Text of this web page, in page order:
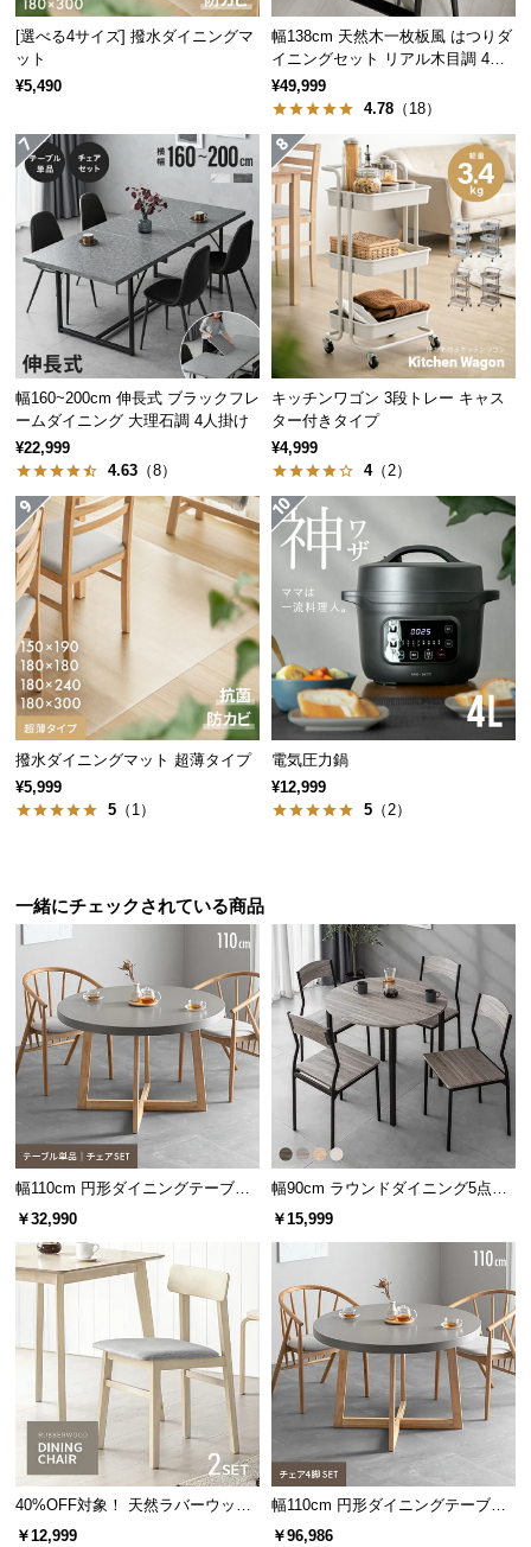
置
サ
ビ
に
つ
て
搬
入
路
に
つ
い
て
品・
キ
ャ
ン
セ
ル
に
つ
い
て
に
つ
い
て
規
約
に
つ
い
て
省スペースでお部屋すっきり
スペースを無駄なく活用できる円形のテーブル。お
部屋を広々見せてくれます。
配置スペースの比較
長方形テーブル 円形テーブル
天然木の質感が美しいデザイン
天然木の風合いとあたたかみを感じる天板。素材感
にこだわった突板製法で仕上げています。
突板とは
合板などに薄くスライスした天然木を貼り付けた
板のこと。無垢材よりお手入れが簡単で、木目や
天然木の風合いを楽しめるのが特徴です。
[選べる4サイズ] 撥水ダイニングマ
ット
¥5,490
幅138cm 天然木一枚板風 はつりダ
イニングセット リアル木目調 4人
掛け チェア4脚セット
¥49,999
4.78 （18）
幅160~200cm 伸長式 ブラックフレ
ームダイニング 大理石調 4人掛け
¥22,999
4.63 （8）
キッチンワゴン 3段トレー キャス
ター付きタイプ
¥4,999
4（2）
撥水ダイニングマット 超薄タイプ
¥5,999
5 （1）
電気圧力鍋
¥12,999
5 （2）
一緒にチェックされている商品
幅110cm 円形ダイニングテーブル
4人掛け
￥32,990
幅90cm ラウンドダイニング5点セ
ット 4人掛け
￥15,999
40%OFF対象！ 天然ラバーウッド
製 ダイニングチェア2脚セット
￥12,999
幅110cm 円形ダイニングテーブル
チェア4脚セット
￥96,986